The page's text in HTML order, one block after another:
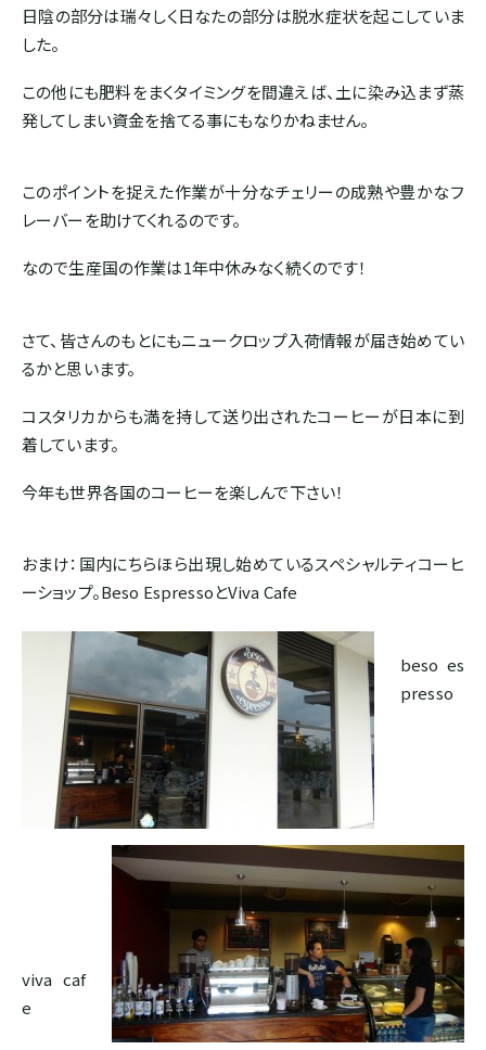
日陰の部分は瑞々しく日なたの部分は脱水症状を起こしていま
した。
この他にも肥料をまくタイミングを間違えば、土に染み込まず蒸
発してしまい資金を捨てる事にもなりかねません。
このポイントを捉えた作業が十分なチェリーの成熟や豊かなフ
レーバーを助けてくれるのです。
なので生産国の作業は1年中休みなく続くのです！
さて、皆さんのもとにもニュークロップ入荷情報が届き始めてい
るかと思います。
コスタリカからも満を持して送り出されたコーヒーが日本に到
着しています。
今年も世界各国のコーヒーを楽しんで下さい！
おまけ：国内にちらほら出現し始めているスペシャルティコーヒ
ーショップ。Beso EspressoとViva Cafe
beso es
presso
viva caf
e
コロンビア
エクアドル
ボリビア
インド
インドネシア
パプアニューギニア
ジャマイカ
ドミニカ